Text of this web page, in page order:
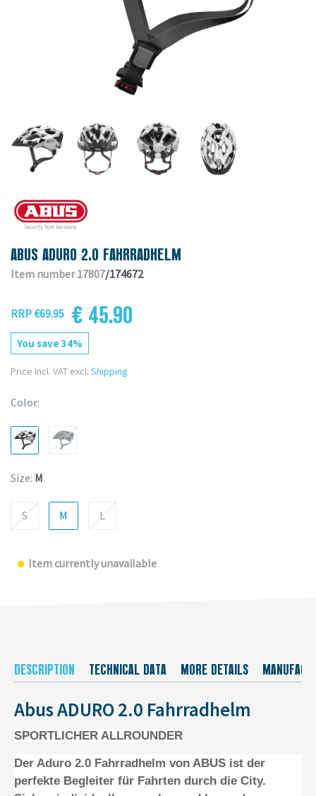
ABUS ADURO 2.0 FAHRRADHELM
Item number 17807/174672
RRP €69.95 € 45.90
You save 34%
Price Incl. VAT excl. Shipping
Color:
Size: M
S M L
Item currently unavailable
DESCRIPTION TECHNICAL DATA MORE DETAILS
Abus ADURO 2.0 Fahrradhelm
SPORTLICHER ALLROUNDER
Der Aduro 2.0 Fahrradhelm von ABUS ist der
perfekte Begleiter für Fahrten durch die City.